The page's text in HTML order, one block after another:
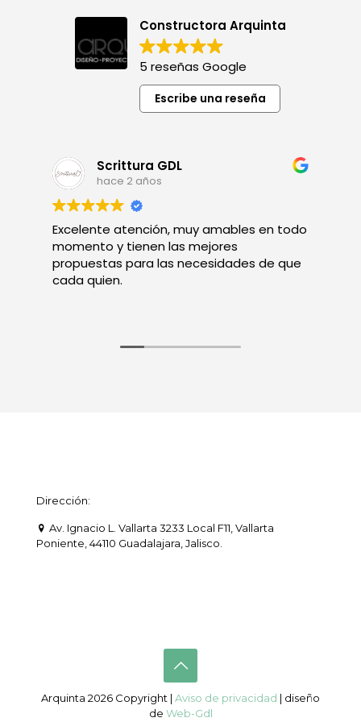
Constructora Arquinta
5 reseñas Google
Escribe una reseña
Scrittura GDL
hace 2 años
Excelente atención, muy amables en todo
momento y tienen las mejores
propuestas para las necesidades de que
cada quien.
Dirección:
Av. Ignacio L. Vallarta 3233 Local F11, Vallarta
Poniente, 44110 Guadalajara, Jalisco.
Arquinta 2026 Copyright | Aviso de privacidad | diseño
de Web-Gdl